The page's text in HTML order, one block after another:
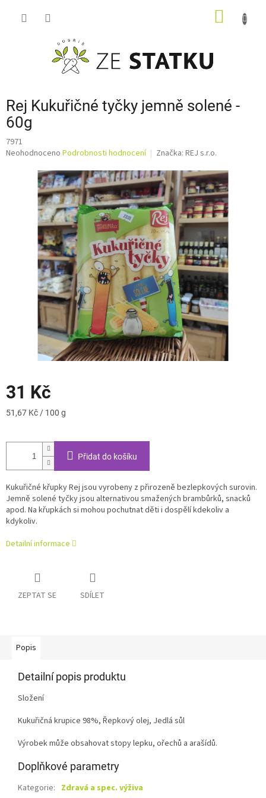
Rej Kukuřičné tyčky jemně solené -
60g
7971
Průměrné
produktu
hvězdiček.
Neohodnoceno Podrobnosti hodnocení Značka: REJ s.r.o.
31 Kč
Měrná
51,67 Kč / 100 g
Přidat do košíku
Kukuřičné křupky Rej jsou vyrobeny z přirozeně bezlepkových surovin.
Jemně solené tyčky jsou alternativou smažených brambůrků, snacků
apod. Na křupkách si mohou pochutnat děti i dospělí kdekoliv a
kdykoliv.
Detailní informace
ZEPTAT SE SDÍLET
Popis
Detailní popis produktu
Složení
Kukuřičná krupice 98%, Řepkový olej, Jedlá sůl
Výrobek může obsahovat stopy lepku, ořechů a arašídů.
Doplňkové parametry
Kategorie: Zdravá a spec. výživa